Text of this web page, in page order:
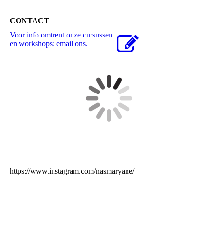
CONTACT
Voor info omtrent onze cursussen
en workshops: email ons.
https://www.instagram.com/nasmaryane/